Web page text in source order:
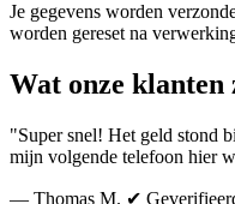
Je gegevens worden
worden gereset na
Wat onze klanten
"Super snel! Het geld stond
mijn volgende telefoon hier
— Thomas M. ✔